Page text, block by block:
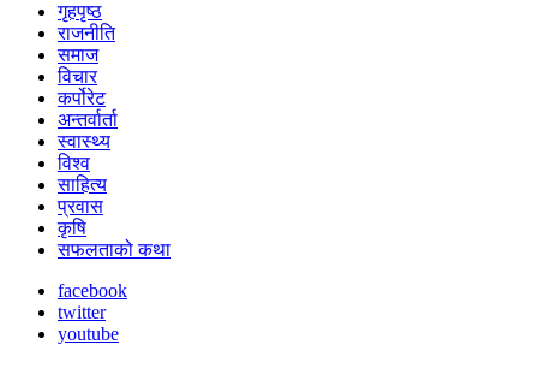
गृहपृष्ठ
राजनीति
समाज
विचार
कर्पोरेट
अन्तर्वार्ता
स्वास्थ्य
विश्व
साहित्य
प्रवास
कृषि
सफलताको कथा
facebook
twitter
youtube